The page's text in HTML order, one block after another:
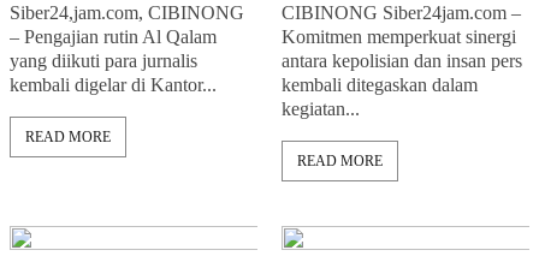
Siber24,jam.com, CIBINONG
– Pengajian rutin Al Qalam
yang diikuti para jurnalis
kembali digelar di Kantor...
READ MORE
CIBINONG Siber24jam.com –
Komitmen memperkuat sinergi
antara kepolisian dan insan pers
kembali ditegaskan dalam
kegiatan...
READ MORE